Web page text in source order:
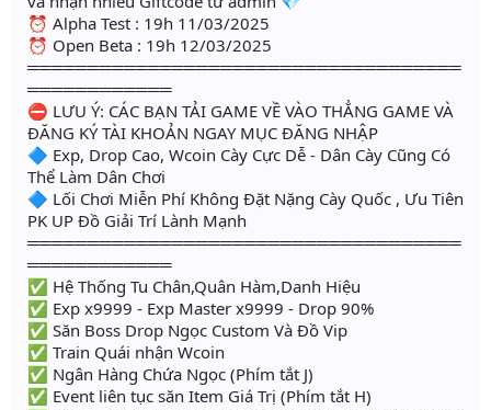
⏰ Alpha Test : 19h 11/03/2025
⏰ Open Beta : 19h 12/03/2025
════════════════════════════════════
════════════
⛔ LƯU Ý: CÁC BẠN TẢI GAME VỀ VÀO THẲNG GAME VÀ
ĐĂNG KÝ TÀI KHOẢN NGAY MỤC ĐĂNG NHẬP
🔷 Exp, Drop Cao, Wcoin Cày Cực Dễ - Dân Cày Cũng Có
Thể Làm Dân Chơi
🔷 Lối Chơi Miễn Phí Không Đặt Nặng Cày Quốc , Ưu Tiên
PK UP Đồ Giải Trí Lành Mạnh
════════════════════════════════════
════════════
✅ Hệ Thống Tu Chân,Quân Hàm,Danh Hiệu
✅ Exp x9999 - Exp Master x9999 - Drop 90%
✅ Săn Boss Drop Ngọc Custom Và Đồ Vip
✅ Train Quái nhận Wcoin
✅ Ngân Hàng Chứa Ngọc (Phím tắt J)
✅ Event liên tục săn Item Giá Trị (Phím tắt H)